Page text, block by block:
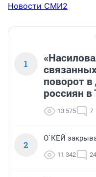
Новости СМИ2
1
поворот в
россиян в
13 575 7
2
О`КЕЙ
11 342 24